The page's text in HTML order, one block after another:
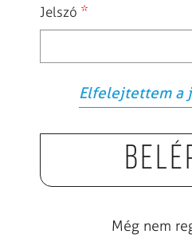
Jelszó *
Elfelejtettem a
Még nem